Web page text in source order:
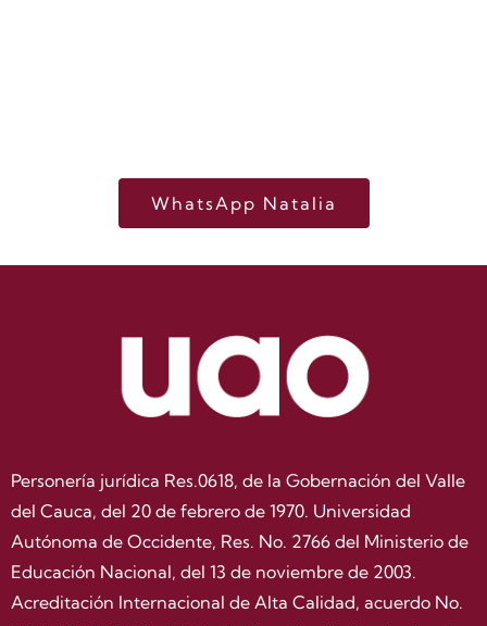
WhatsApp Natalia
Personería jurídica Res.0618, de la Gobernación del Valle
del Cauca, del 20 de febrero de 1970. Universidad
Autónoma de Occidente, Res. No. 2766 del Ministerio de
Educación Nacional, del 13 de noviembre de 2003.
Acreditación Internacional de Alta Calidad, acuerdo No.